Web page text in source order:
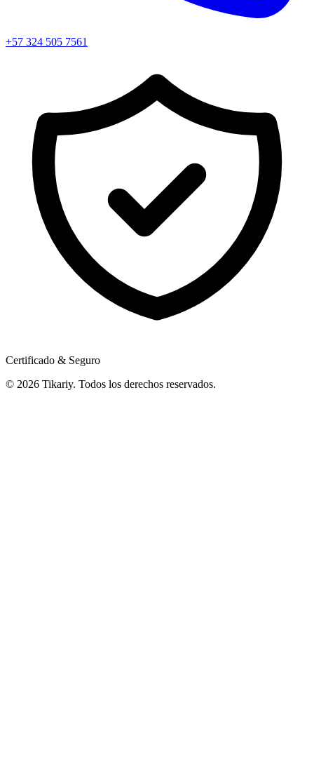
+57 324 505 7561
Certificado & Seguro
© 2026 Tikariy. Todos los derechos reservados.